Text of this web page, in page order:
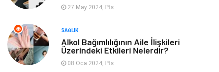
27 May 2024, Pts
SAĞLIK
Alkol Bağımlılığının Aile İlişkileri
Üzerindeki Etkileri Nelerdir?
08 Oca 2024, Pts